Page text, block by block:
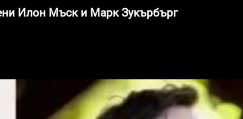
Илон Мъск и Марк Зукърбърг